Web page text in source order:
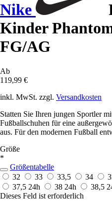
Nike
Kinder
FG/AG
Ab
119,99 €
inkl. MwSt. zzgl. Versandkosten
Statten Sie Ihren jungen Sportler
Fußballschuhen für eine
aus. Für den modernen Fußball
Größe
*
Größentabelle
32
33 33,5 34
37,5 24h 38 24h 38,5
Dieses Feld ist erforderlich